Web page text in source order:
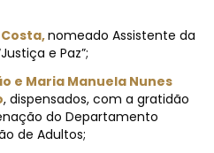
nomeado Assistente da
e Paz”;
e Maria Manuela Nunes
, dispensados, com a gratidão
do Departamento
de Adultos;